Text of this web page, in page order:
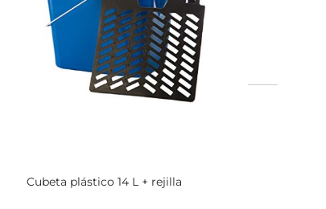
Cubeta plástico 14 L + rejilla